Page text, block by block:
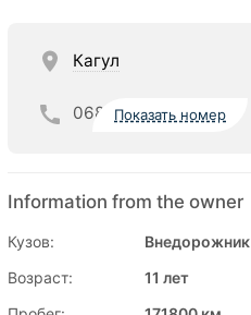
Кагул
068 Показать номер
Information from the owner
Кузов:
Внедорожник
Возраст:
11 лет